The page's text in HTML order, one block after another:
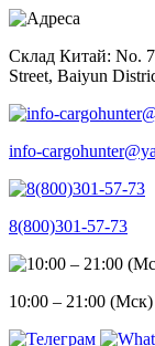
Skip
content
Склад Китай: No.
Street, Baiyun
info-
8(800)301-57-73
10:00 – 21:00 (Мск)